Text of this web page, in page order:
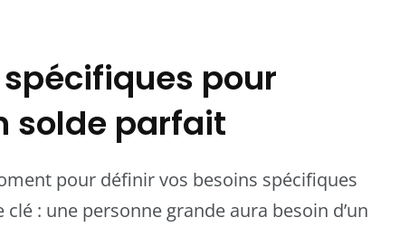
pour
solde parfait
pour définir vos besoins spécifiques
: une personne grande aura besoin d’un